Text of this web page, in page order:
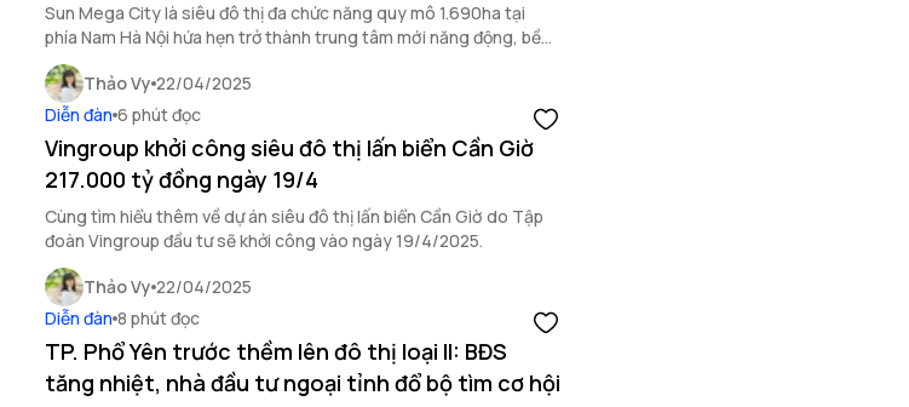
Sun Mega City là siêu đô thị đa chức năng quy mô 1.690ha tại
phía Nam Hà Nội hứa hẹn trở thành trung tâm mới năng động, bền
vững của Thủ đô.
Thảo Vy 22/04/2025
Diễn đàn 6 phút đọc
Vingroup khởi công siêu đô thị lấn biển Cần Giờ
217.000 tỷ đồng ngày 19/4
Cùng tìm hiểu thêm về dự án siêu đô thị lấn biển Cần Giờ do Tập
đoàn Vingroup đầu tư sẽ khởi công vào ngày 19/4/2025.
Thảo Vy 22/04/2025
Diễn đàn 8 phút đọc
TP. Phổ Yên trước thềm lên đô thị loại II: BĐS
tăng nhiệt, nhà đầu tư ngoại tỉnh đổ bộ tìm cơ hội